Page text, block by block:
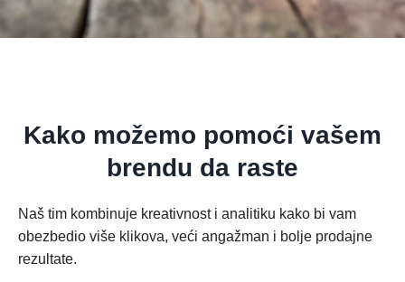
Kako možemo pomoći vašem
brendu da raste
Naš tim kombinuje kreativnost i analitiku kako bi vam
obezbedio više klikova, veći angažman i bolje prodajne
rezultate.